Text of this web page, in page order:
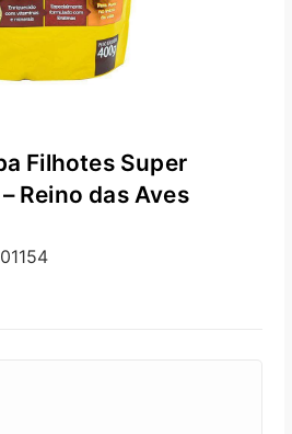
Filhotes Super
Reino das Aves